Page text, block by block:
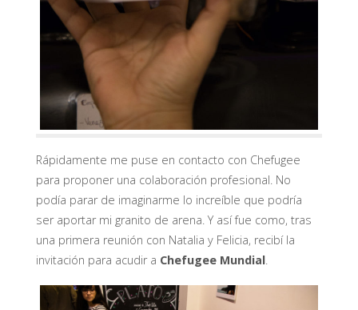
Rápidamente me puse en contacto con Chefugee
para proponer una colaboración profesional. No
podía parar de imaginarme lo increíble que podría
ser aportar mi granito de arena. Y así fue como, tras
una primera reunión con Natalia y Felicia, recibí la
invitación para acudir a Chefugee Mundial.